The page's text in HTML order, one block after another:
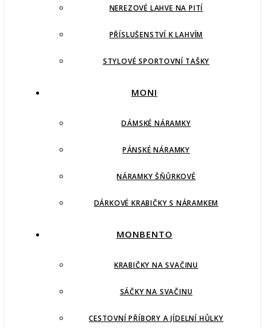
NEREZOVÉ LAHVE NA PITÍ
PŘÍSLUŠENSTVÍ K LAHVÍM
STYLOVÉ SPORTOVNÍ TAŠKY
MONI
DÁMSKÉ NÁRAMKY
PÁNSKÉ NÁRAMKY
NÁRAMKY ŠŇŮRKOVÉ
DÁRKOVÉ KRABIČKY S NÁRAMKEM
MONBENTO
KRABIČKY NA SVAČINU
SÁČKY NA SVAČINU
CESTOVNÍ PŘÍBORY A JÍDELNÍ HŮLKY